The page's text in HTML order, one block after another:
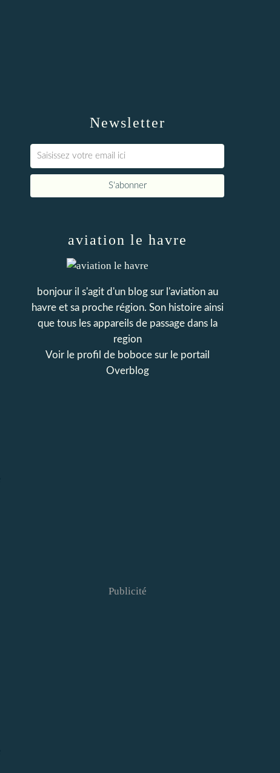
Newsletter
aviation le havre
bonjour il s'agit d'un blog sur l'aviation au
havre et sa proche région. Son histoire ainsi
que tous les appareils de passage dans la
region
Voir le profil de bobocesur le portail
Overblog
Publicité